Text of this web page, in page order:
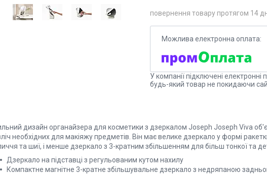
повернення товару протягом 14
У компанії підключені
будь-який товар не покидаючи
дизайн органайзера для косметики з дзеркалом Joseph Joseph Viva
необхідних для макіяжу предметів. Він має велике дзеркало у формі
та шиї, і менше дзеркало з 3-кратним збільшенням для більш тонкої та
Дзеркало на підставці з регульованим кутом нахилу
Компактне магнітне 3-кратне збільшувальне дзеркало з недряпаною